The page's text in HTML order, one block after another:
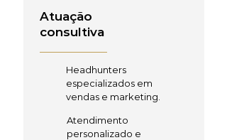
Atuação
consultiva
Headhunters
especializados em
vendas e marketing.
Atendimento
personalizado e